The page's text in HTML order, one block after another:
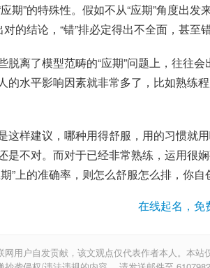
期”的特殊性。假如不从“应期”角度出
对的结论，“错”排必定得出不全面，甚
脱离了模型范畴的“应期”问题上，往往会
的水平影响因素就非常多了，比如熟
这样建议，哪种用得舒服，用的习惯就
是不对。而对于已经非常熟练，运用很
”上的准确率，则怎么舒服怎么排，你自
在线起名，免
网用户自发贡献，该文观点仅代表作者本人。本